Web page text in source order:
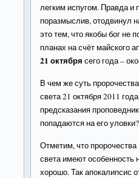
легким испугом. Правда и
поразмыслив, отодвинул
это тем, что якобы бог не
планах на счёт майского
21 октября сего года –
В чем же суть
света 21 октября 2011
предсказания
попадаются на его
Отметим, что
света имеют особенность
хорошо. Так апокалипсис